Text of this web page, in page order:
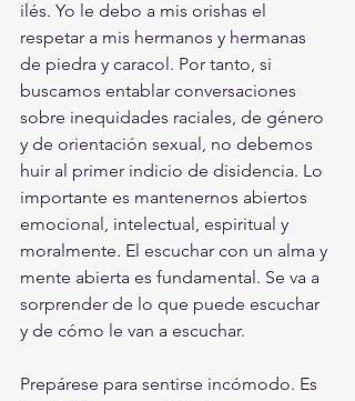
ilés. Yo le debo a mis orishas el
respetar a mis hermanos y hermanas
de piedra y caracol. Por tanto, si
buscamos entablar conversaciones
sobre inequidades raciales, de género
y de orientación sexual, no debemos
huir al primer indicio de disidencia. Lo
importante es mantenernos abiertos
emocional, intelectual, espiritual y
moralmente. El escuchar con un alma y
mente abierta es fundamental. Se va a
sorprender de lo que puede escuchar
y de cómo le van a escuchar.
Prepárese para sentirse incómodo. Es